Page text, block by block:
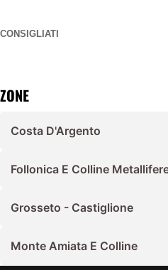
CONSIGLIATI
ZONE
Costa D'Argento
Follonica E Colline
Grosseto - Castiglione
Monte Amiata E Colline